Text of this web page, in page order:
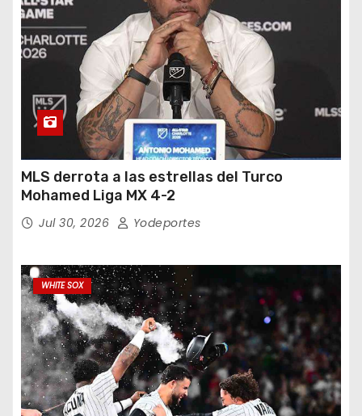
MLS derrota a las estrellas del Turco
Mohamed Liga MX 4-2
Jul 30, 2026 Yodeportes
WHITE SOX